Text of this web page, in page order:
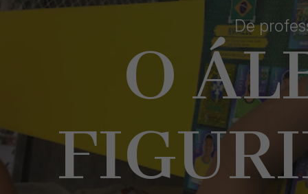
De
O